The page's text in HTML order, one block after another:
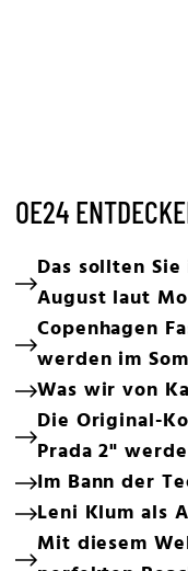
OE24
Das sollten
August laut
Copenhagen
werden im
Was wir von
Die Original-
Prada 2"
Im Bann der
Leni Klum als
Mit diesem